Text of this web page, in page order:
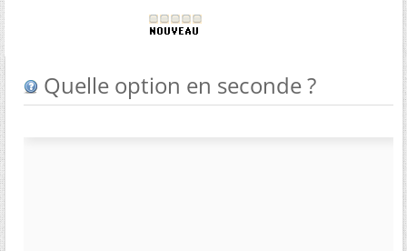
Quelle option en seconde ?